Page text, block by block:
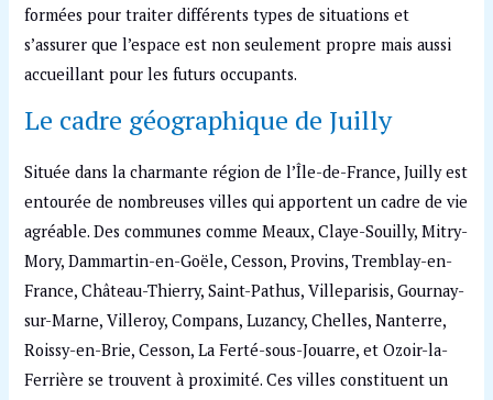
formées pour traiter différents types de situations et
s’assurer que l’espace est non seulement propre mais aussi
accueillant pour les futurs occupants.
Le cadre géographique de Juilly
Située dans la charmante région de l’Île-de-France, Juilly est
entourée de nombreuses villes qui apportent un cadre de vie
agréable. Des communes comme Meaux, Claye-Souilly, Mitry-
Mory, Dammartin-en-Goële, Cesson, Provins, Tremblay-en-
France, Château-Thierry, Saint-Pathus, Villeparisis, Gournay-
sur-Marne, Villeroy, Compans, Luzancy, Chelles, Nanterre,
Roissy-en-Brie, Cesson, La Ferté-sous-Jouarre, et Ozoir-la-
Ferrière se trouvent à proximité. Ces villes constituent un